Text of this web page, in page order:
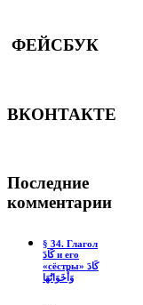
ФЕЙСБУК
ВКОНТАКТЕ
Последние
комментарии
§ 34. Глагол
كَادَ и его
«сёстры» كَادَ
وَأَخَوَاتُهَا